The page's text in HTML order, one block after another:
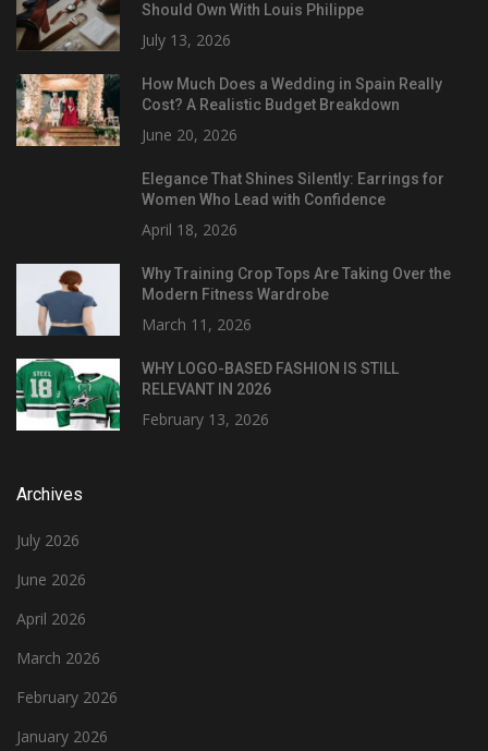
Should Own With Louis Philippe
July 13, 2026
How Much Does a Wedding in Spain Really
Cost? A Realistic Budget Breakdown
June 20, 2026
Elegance That Shines Silently: Earrings for
Women Who Lead with Confidence
April 18, 2026
Why Training Crop Tops Are Taking Over the
Modern Fitness Wardrobe
March 11, 2026
WHY LOGO-BASED FASHION IS STILL
RELEVANT IN 2026
February 13, 2026
Archives
July 2026
June 2026
April 2026
March 2026
February 2026
January 2026